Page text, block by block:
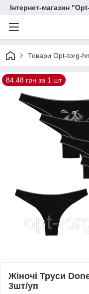
Інтернет-магазин
Товари Opt-torg-
84.48 грн за 1 шт
Жіночі Труси
3шт/уп